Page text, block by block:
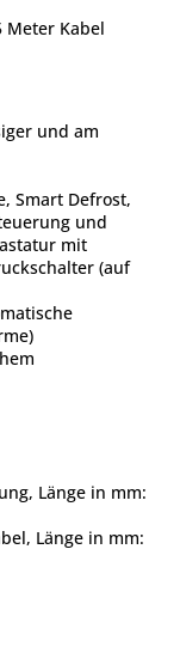
Meter Kabel
und am
Smart Defrost,
und
mit
(auf
Länge in mm:
Länge in mm: